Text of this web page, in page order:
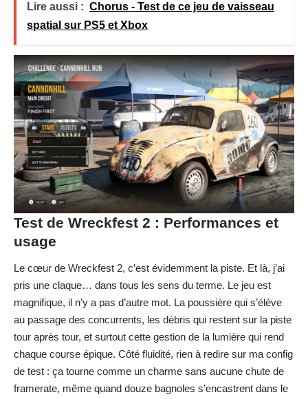
Lire aussi : Chorus - Test de ce jeu de vaisseau
spatial sur PS5 et Xbox
Test de Wreckfest 2 : Performances et
usage
Le cœur de Wreckfest 2, c’est évidemment la piste. Et là, j’ai
pris une claque… dans tous les sens du terme. Le jeu est
magnifique, il n’y a pas d’autre mot. La poussière qui s’élève
au passage des concurrents, les débris qui restent sur la piste
tour après tour, et surtout cette gestion de la lumière qui rend
chaque course épique. Côté fluidité, rien à redire sur ma config
de test : ça tourne comme un charme sans aucune chute de
framerate, même quand douze bagnoles s’encastrent dans le